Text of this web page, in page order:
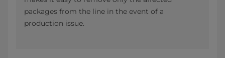
packages from the line in the event of a
production issue.